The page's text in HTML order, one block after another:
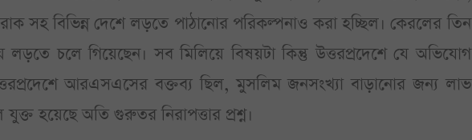
সহ বিভিন্ন দেশে লড়তে পাঠানোর পরিকল্পনাও করা হচ্ছিল। কেরলের তিন
চলে গিয়েছেন। সব মিলিয়ে বিষয়টা কিন্তু উত্তরপ্রদেশে যে অভিযোগ
আরএসএসের বক্তব্য ছিল, মুসলিম জনসংখ্যা বাড়ানোর জন্য লাভ
হয়েছে অতি গুরুতর নিরাপত্তার প্রশ্ন।